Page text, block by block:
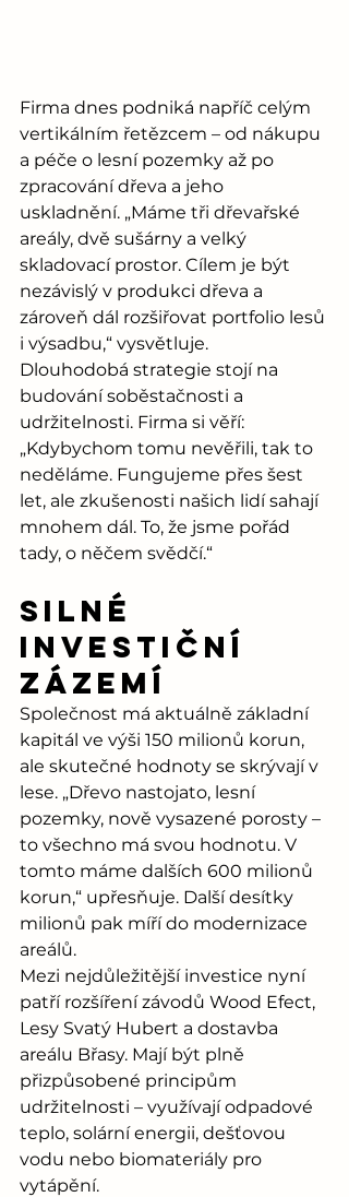
Firma dnes podniká napříč celým
vertikálním řetězcem – od nákupu
a péče o lesní pozemky až po
zpracování dřeva a jeho
uskladnění. „Máme tři dřevařské
areály, dvě sušárny a velký
skladovací prostor. Cílem je být
nezávislý v produkci dřeva a
zároveň dál rozšiřovat portfolio lesů
i výsadbu,“ vysvětluje.
Dlouhodobá strategie stojí na
budování soběstačnosti a
udržitelnosti. Firma si věří:
„Kdybychom tomu nevěřili, tak to
neděláme. Fungujeme přes šest
let, ale zkušenosti našich lidí sahají
mnohem dál. To, že jsme pořád
tady, o něčem svědčí.“
Silné
investiční
zázemí
Společnost má aktuálně základní
kapitál ve výši 150 milionů korun,
ale skutečné hodnoty se skrývají v
lese. „Dřevo nastojato, lesní
pozemky, nově vysazené porosty –
to všechno má svou hodnotu. V
tomto máme dalších 600 milionů
korun,“ upřesňuje. Další desítky
milionů pak míří do modernizace
areálů.
Mezi nejdůležitější investice nyní
patří rozšíření závodů Wood Efect,
Lesy Svatý Hubert a dostavba
areálu Břasy. Mají být plně
přizpůsobené principům
udržitelnosti – využívají odpadové
teplo, solární energii, dešťovou
vodu nebo biomateriály pro
vytápění.